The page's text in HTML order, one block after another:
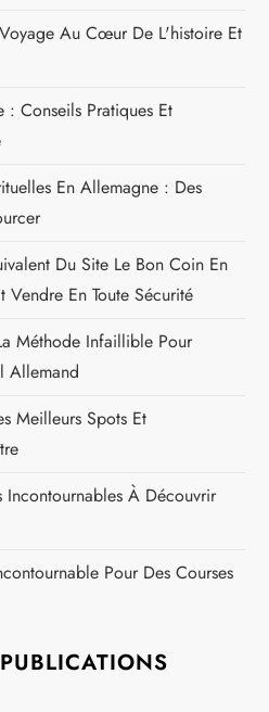
Au Cœur De L'histoire Et
Conseils Pratiques Et
En Allemagne : Des
Du Site Le Bon Coin En
En Toute Sécurité
Méthode Infaillible Pour
Allemand
Meilleurs Spots Et
Incontournables À Découvrir
Pour Des Courses